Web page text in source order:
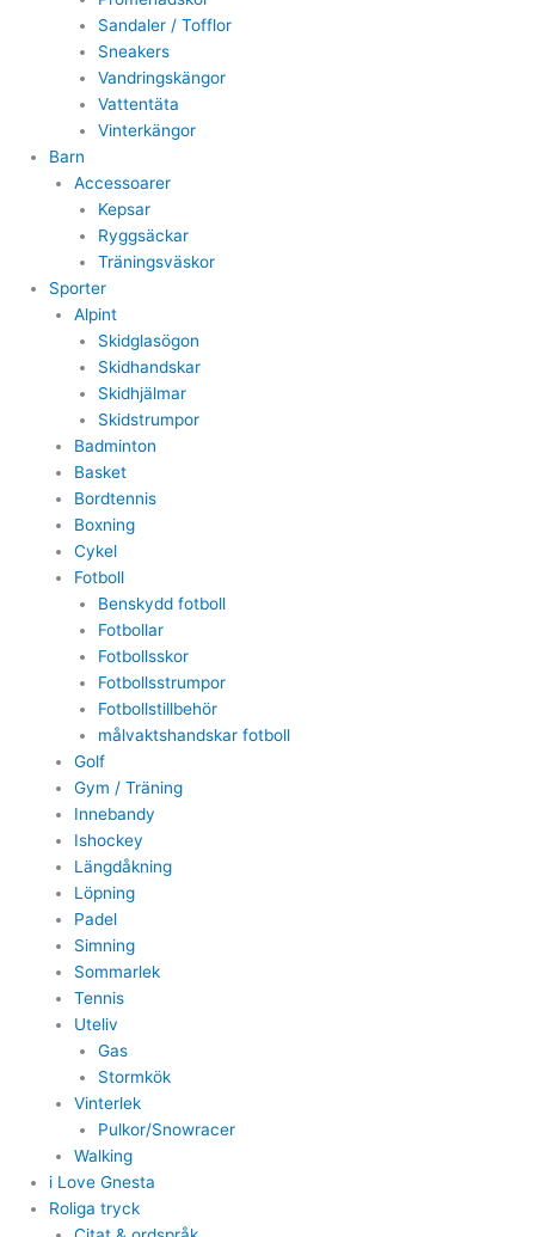
Sandaler / Tofflor
Sneakers
Vandringskängor
Vattentäta
Vinterkängor
Barn
Accessoarer
Kepsar
Ryggsäckar
Träningsväskor
Sporter
Alpint
Skidglasögon
Skidhandskar
Skidhjälmar
Skidstrumpor
Badminton
Basket
Bordtennis
Boxning
Cykel
Fotboll
Benskydd fotboll
Fotbollar
Fotbollsskor
Fotbollsstrumpor
Fotbollstillbehör
målvaktshandskar fotboll
Golf
Gym / Träning
Innebandy
Ishockey
Längdåkning
Löpning
Padel
Simning
Sommarlek
Tennis
Uteliv
Gas
Stormkök
Vinterlek
Pulkor/Snowracer
Walking
i Love Gnesta
Roliga tryck